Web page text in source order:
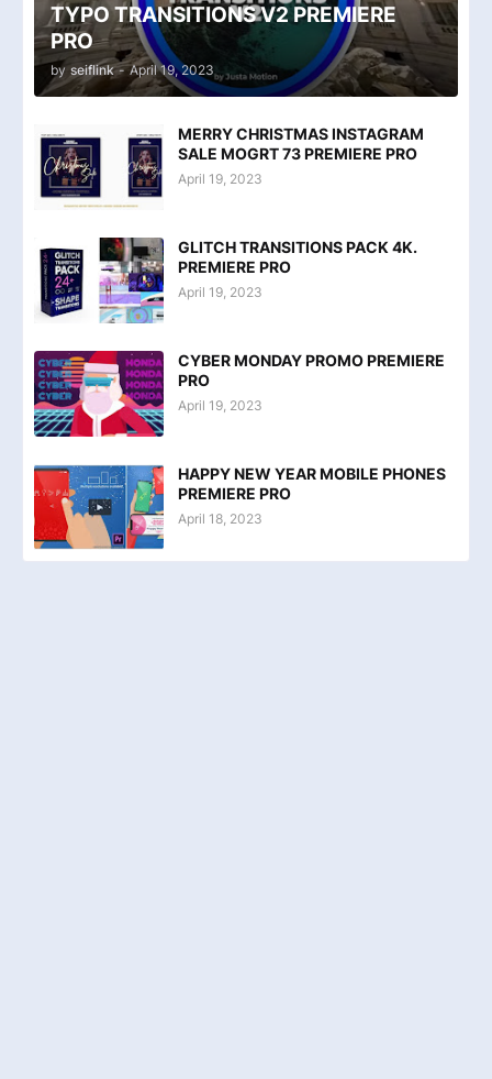
TYPO TRANSITIONS V2 PREMIERE
PRO
by seiflink - April 19, 2023
MERRY CHRISTMAS INSTAGRAM
SALE MOGRT 73 PREMIERE PRO
April 19, 2023
GLITCH TRANSITIONS PACK 4K.
PREMIERE PRO
April 19, 2023
CYBER MONDAY PROMO PREMIERE
PRO
April 19, 2023
HAPPY NEW YEAR MOBILE PHONES
PREMIERE PRO
April 18, 2023